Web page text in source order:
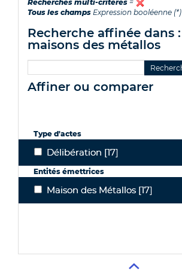
Recherches multi-critères =
Tous les champs Expression booléenne (*)
recherche affinée dans :
maisons des métallos
affiner ou comparer
Type d'actes
Délibération
Délibération [17]
Entités émettrices
Maison des Métallos
Maison des Métallos [17]